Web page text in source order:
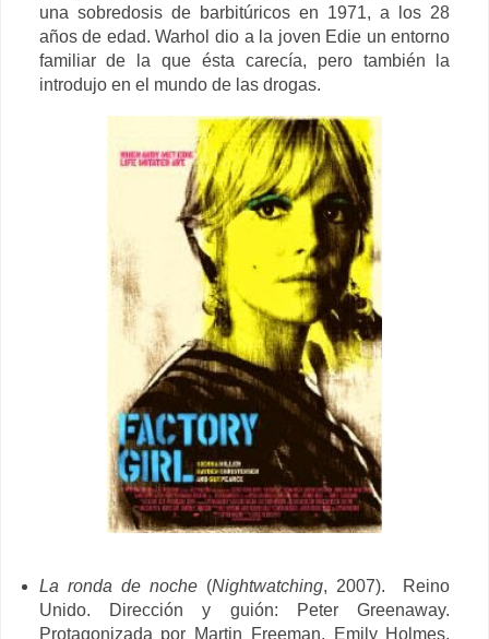
una sobredosis de barbitúricos en 1971, a los 28
años de edad. Warhol dio a la joven Edie un entorno
familiar de la que ésta carecía, pero también la
introdujo en el mundo de las drogas.
La ronda de noche (Nightwatching, 2007). Reino
Unido. Dirección y guión: Peter Greenaway.
Protagonizada por Martin Freeman, Emily Holmes,